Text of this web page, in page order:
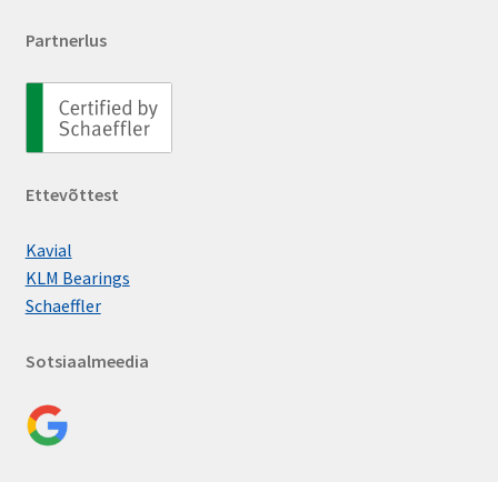
Partnerlus
Ettevõttest
Kavial
KLM Bearings
Schaeffler
Sotsiaalmeedia